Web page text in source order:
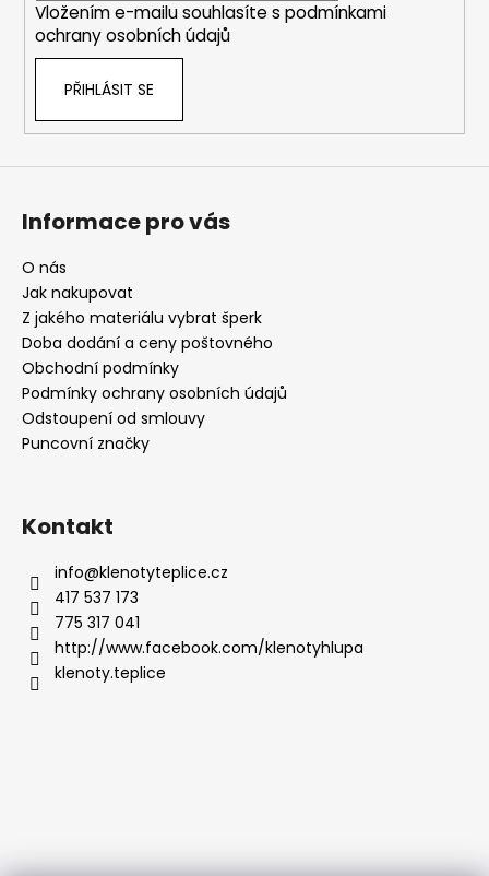
Vložením e-mailu souhlasíte s podmínkami
ochrany osobních údajů
PŘIHLÁSIT SE
Informace pro vás
O nás
Jak nakupovat
Z jakého materiálu vybrat šperk
Doba dodání a ceny poštovného
Obchodní podmínky
Podmínky ochrany osobních údajů
Odstoupení od smlouvy
Puncovní značky
Kontakt
info@klenotyteplice.cz
417 537 173
775 317 041
http://www.facebook.com/klenotyhlupa
klenoty.teplice